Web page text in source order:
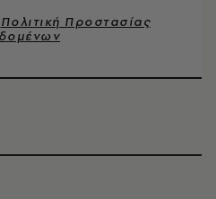
Πολιτική Προστασίας